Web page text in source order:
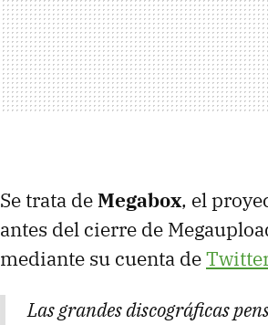
Se trata deMegabox, el
antes del cierre de
mediante su cuenta de
Las grandes discográficas